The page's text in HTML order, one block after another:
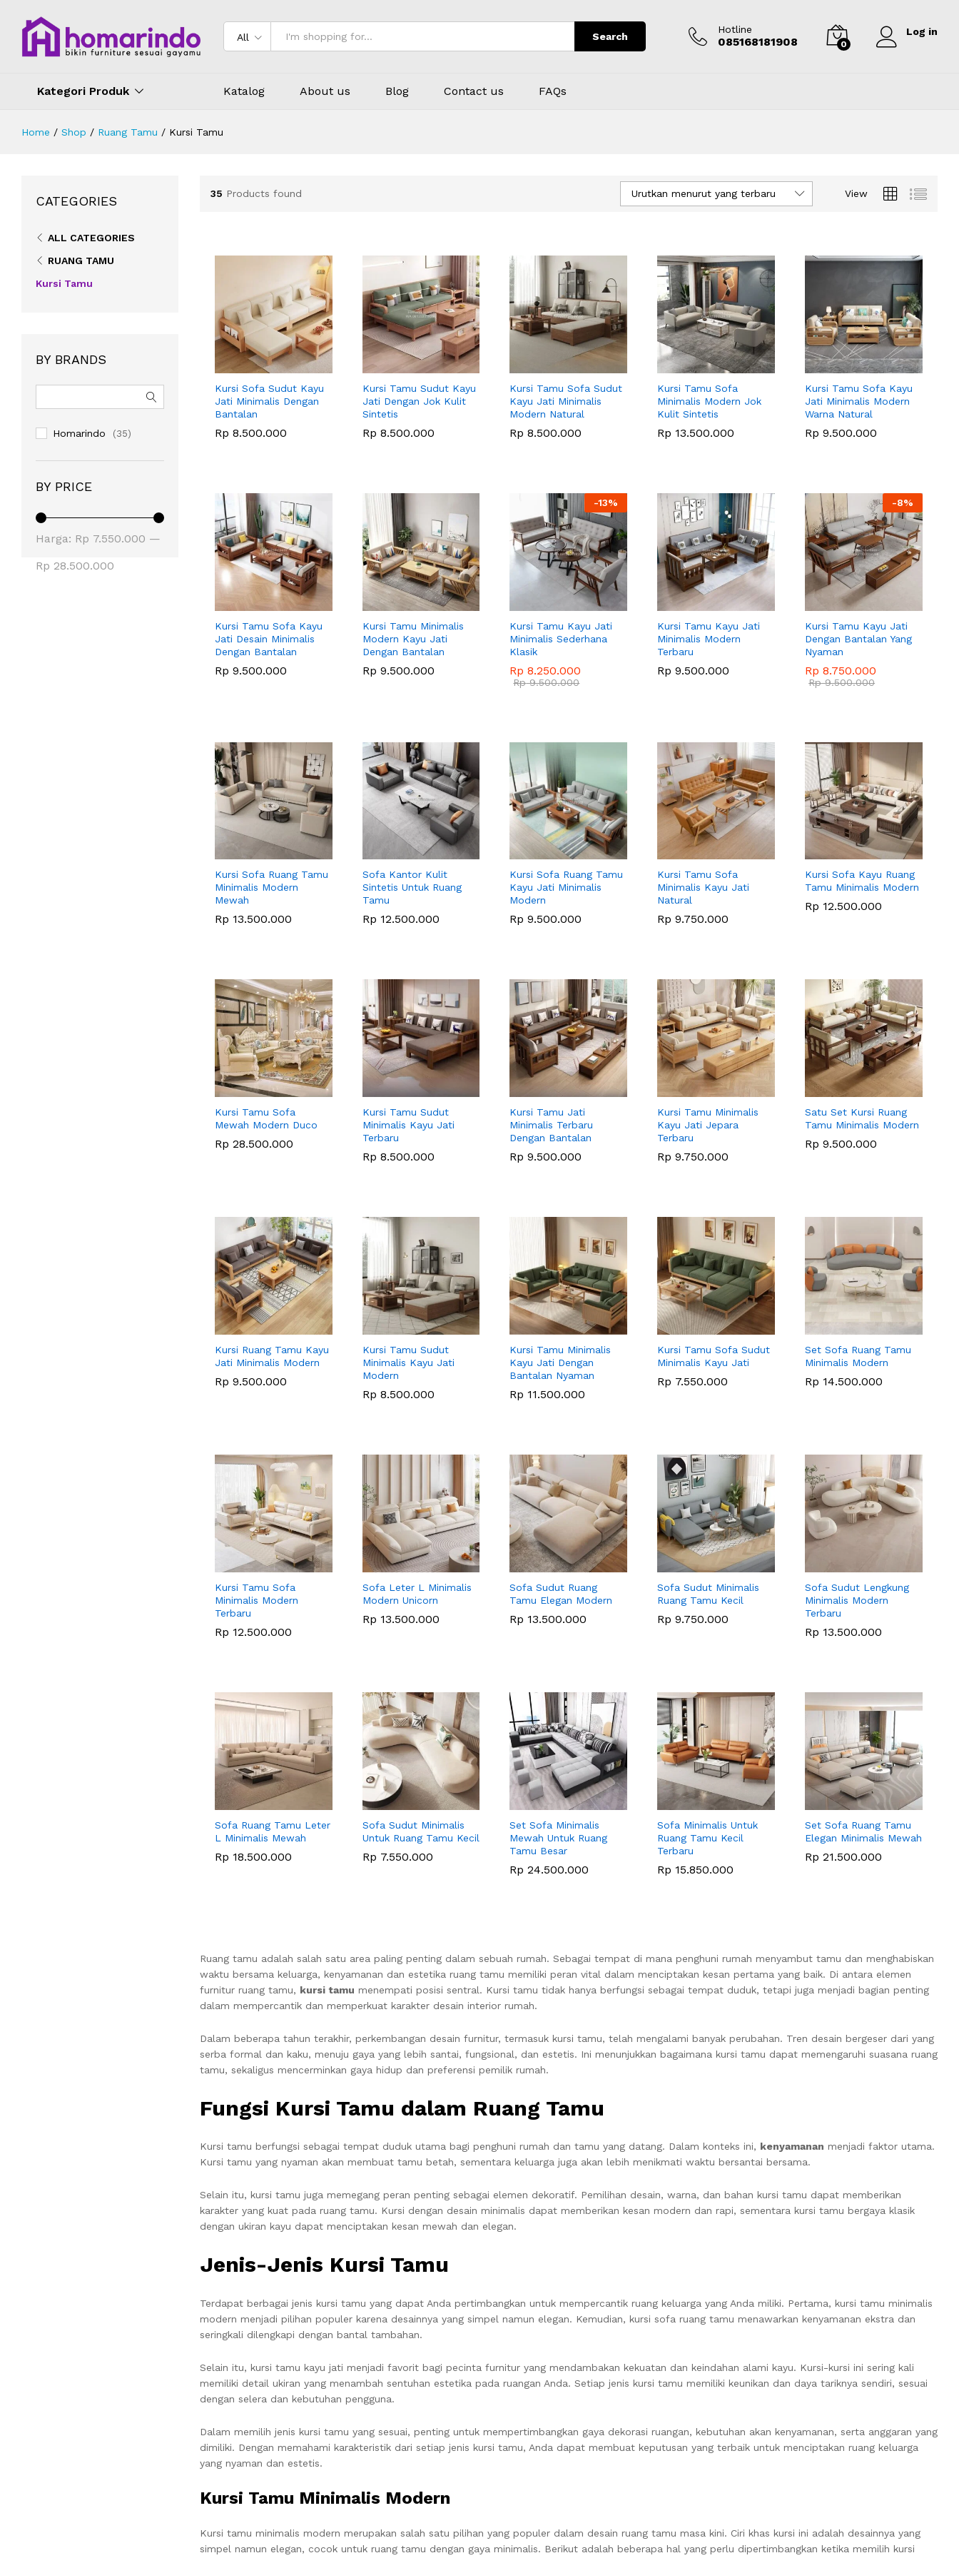
All Search
Hotline
085168181908 0
Log in
Kategori Produk Katalog About us Blog Contact us FAQs
Home / Shop / Ruang Tamu / Kursi Tamu
35 Products found View
Urutkan menurut yang terbaru
Kursi Sofa Sudut Kayu
Jati Minimalis Dengan
Bantalan
Rp 8.500.000
Rp 8.500.000
Kursi Tamu Sudut Kayu
Jati Dengan Jok Kulit
Sintetis
Rp 8.500.000
Rp 8.500.000
Kursi Tamu Sofa Sudut
Kayu Jati Minimalis
Modern Natural
Rp 8.500.000
Rp 8.500.000
Kursi Tamu Sofa
Minimalis Modern Jok
Kulit Sintetis
Rp 13.500.000
Rp 13.500.000
Kursi Tamu Sofa Kayu
Jati Minimalis Modern
Warna Natural
Rp 9.500.000
Rp 9.500.000
Kursi Tamu Sofa Kayu
Jati Desain Minimalis
Dengan Bantalan
Rp 9.500.000
Rp 9.500.000
Kursi Tamu Minimalis
Modern Kayu Jati
Dengan Bantalan
Rp 9.500.000
Rp 9.500.000
-13%
Kursi Tamu Kayu Jati
Minimalis Sederhana
Klasik
Rp 8.250.000
Rp9.500.000
Rp 8.250.000
Rp9.500.000
Kursi Tamu Kayu Jati
Minimalis Modern
Terbaru
Rp 9.500.000
Rp 9.500.000
-8%
Kursi Tamu Kayu Jati
Dengan Bantalan Yang
Nyaman
Rp 8.750.000
Rp9.500.000
Rp 8.750.000
Rp9.500.000
Kursi Sofa Ruang Tamu
Minimalis Modern
Mewah
Rp 13.500.000
Rp 13.500.000
Sofa Kantor Kulit
Sintetis Untuk Ruang
Tamu
Rp 12.500.000
Rp 12.500.000
Kursi Sofa Ruang Tamu
Kayu Jati Minimalis
Modern
Rp 9.500.000
Rp 9.500.000
Kursi Tamu Sofa
Minimalis Kayu Jati
Natural
Rp 9.750.000
Rp 9.750.000
Kursi Sofa Kayu Ruang
Tamu Minimalis Modern
Rp 12.500.000
Rp 12.500.000
Kursi Tamu Sofa
Mewah Modern Duco
Rp 28.500.000
Rp 28.500.000
Kursi Tamu Sudut
Minimalis Kayu Jati
Terbaru
Rp 8.500.000
Rp 8.500.000
Kursi Tamu Jati
Minimalis Terbaru
Dengan Bantalan
Rp 9.500.000
Rp 9.500.000
Kursi Tamu Minimalis
Kayu Jati Jepara
Terbaru
Rp 9.750.000
Rp 9.750.000
Satu Set Kursi Ruang
Tamu Minimalis Modern
Rp 9.500.000
Rp 9.500.000
Kursi Ruang Tamu Kayu
Jati Minimalis Modern
Rp 9.500.000
Rp 9.500.000
Kursi Tamu Sudut
Minimalis Kayu Jati
Modern
Rp 8.500.000
Rp 8.500.000
Kursi Tamu Minimalis
Kayu Jati Dengan
Bantalan Nyaman
Rp 11.500.000
Rp 11.500.000
Kursi Tamu Sofa Sudut
Minimalis Kayu Jati
Rp 7.550.000
Rp 7.550.000
Set Sofa Ruang Tamu
Minimalis Modern
Rp 14.500.000
Rp 14.500.000
Kursi Tamu Sofa
Minimalis Modern
Terbaru
Rp 12.500.000
Rp 12.500.000
Sofa Leter L Minimalis
Modern Unicorn
Rp 13.500.000
Rp 13.500.000
Sofa Sudut Ruang
Tamu Elegan Modern
Rp 13.500.000
Rp 13.500.000
Sofa Sudut Minimalis
Ruang Tamu Kecil
Rp 9.750.000
Rp 9.750.000
Sofa Sudut Lengkung
Minimalis Modern
Terbaru
Rp 13.500.000
Rp 13.500.000
Sofa Ruang Tamu Leter
L Minimalis Mewah
Rp 18.500.000
Rp 18.500.000
Sofa Sudut Minimalis
Untuk Ruang Tamu Kecil
Rp 7.550.000
Rp 7.550.000
Set Sofa Minimalis
Mewah Untuk Ruang
Tamu Besar
Rp 24.500.000
Rp 24.500.000
Sofa Minimalis Untuk
Ruang Tamu Kecil
Terbaru
Rp 15.850.000
Rp 15.850.000
Set Sofa Ruang Tamu
Elegan Minimalis Mewah
Rp 21.500.000
Rp 21.500.000
Ruang tamu adalah salah satu area paling penting dalam sebuah rumah. Sebagai tempat di mana penghuni rumah menyambut tamu dan menghabiskan
waktu bersama keluarga, kenyamanan dan estetika ruang tamu memiliki peran vital dalam menciptakan kesan pertama yang baik. Di antara elemen
furnitur ruang tamu, kursi tamu menempati posisi sentral. Kursi tamu tidak hanya berfungsi sebagai tempat duduk, tetapi juga menjadi bagian penting
dalam mempercantik dan memperkuat karakter desain interior rumah.
Dalam beberapa tahun terakhir, perkembangan desain furnitur, termasuk kursi tamu, telah mengalami banyak perubahan. Tren desain bergeser dari yang
serba formal dan kaku, menuju gaya yang lebih santai, fungsional, dan estetis. Ini menunjukkan bagaimana kursi tamu dapat memengaruhi suasana ruang
tamu, sekaligus mencerminkan gaya hidup dan preferensi pemilik rumah.
Fungsi Kursi Tamu dalam Ruang Tamu
Kursi tamu berfungsi sebagai tempat duduk utama bagi penghuni rumah dan tamu yang datang. Dalam konteks ini, kenyamanan menjadi faktor utama.
Kursi tamu yang nyaman akan membuat tamu betah, sementara keluarga juga akan lebih menikmati waktu bersantai bersama.
Selain itu, kursi tamu juga memegang peran penting sebagai elemen dekoratif. Pemilihan desain, warna, dan bahan kursi tamu dapat memberikan
karakter yang kuat pada ruang tamu. Kursi dengan desain minimalis dapat memberikan kesan modern dan rapi, sementara kursi tamu bergaya klasik
dengan ukiran kayu dapat menciptakan kesan mewah dan elegan.
Jenis-Jenis Kursi Tamu
Terdapat berbagai jenis kursi tamu yang dapat Anda pertimbangkan untuk mempercantik ruang keluarga yang Anda miliki. Pertama, kursi tamu minimalis
modern menjadi pilihan populer karena desainnya yang simpel namun elegan. Kemudian, kursi sofa ruang tamu menawarkan kenyamanan ekstra dan
seringkali dilengkapi dengan bantal tambahan.
Selain itu, kursi tamu kayu jati menjadi favorit bagi pecinta furnitur yang mendambakan kekuatan dan keindahan alami kayu. Kursi-kursi ini sering kali
memiliki detail ukiran yang menambah sentuhan estetika pada ruangan Anda. Setiap jenis kursi tamu memiliki keunikan dan daya tariknya sendiri, sesuai
dengan selera dan kebutuhan pengguna.
Dalam memilih jenis kursi tamu yang sesuai, penting untuk mempertimbangkan gaya dekorasi ruangan, kebutuhan akan kenyamanan, serta anggaran yang
dimiliki. Dengan memahami karakteristik dari setiap jenis kursi tamu, Anda dapat membuat keputusan yang terbaik untuk menciptakan ruang keluarga
yang nyaman dan estetis.
Kursi Tamu Minimalis Modern
Kursi tamu minimalis modern merupakan salah satu pilihan yang populer dalam desain ruang tamu masa kini. Ciri khas kursi ini adalah desainnya yang
simpel namun elegan, cocok untuk ruang tamu dengan gaya minimalis. Berikut adalah beberapa hal yang perlu dipertimbangkan ketika memilih kursi
CATEGORIES
ALL CATEGORIES
RUANG TAMU
Kursi Tamu
BY BRANDS
Homarindo (35)
BY PRICE
Harga: Rp 7.550.000 —
Rp 28.500.000